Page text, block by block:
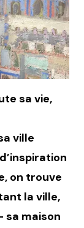
sa vie,
ville
on trouve
la ville,
sa maison